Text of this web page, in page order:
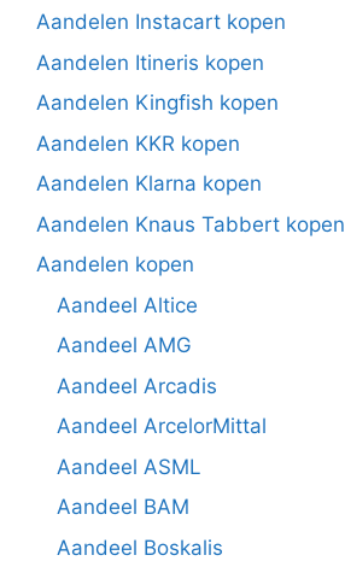
Aandelen Instacart kopen
Aandelen Itineris kopen
Aandelen Kingfish kopen
Aandelen KKR kopen
Aandelen Klarna kopen
Aandelen Knaus Tabbert kopen
Aandelen kopen
Aandeel Altice
Aandeel AMG
Aandeel Arcadis
Aandeel ArcelorMittal
Aandeel ASML
Aandeel BAM
Aandeel Boskalis